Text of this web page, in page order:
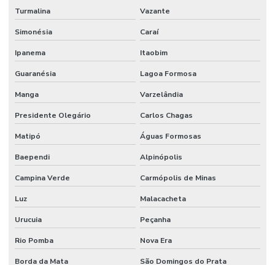
Turmalina Vazante
Simonésia Caraí
Ipanema Itaobim
Guaranésia Lagoa Formosa
Manga Varzelândia
Presidente Olegário Carlos Chagas
Matipó Águas Formosas
Baependi Alpinópolis
Campina Verde Carmópolis de Minas
Luz Malacacheta
Urucuia Peçanha
Rio Pomba Nova Era
Borda da Mata São Domingos do Prata